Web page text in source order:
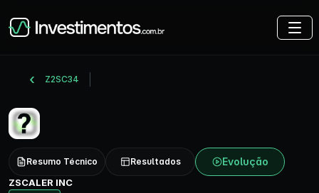
Z2SC34
Resumo Técnico Resultados Evolução
ZSCALER INC